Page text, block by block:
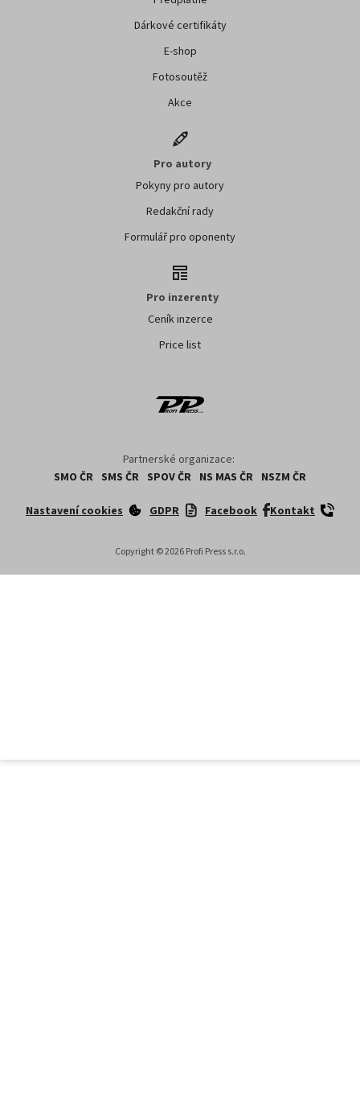
Dárkové certifikáty
E-shop
Fotosoutěž
Akce
Pro autory
Pokyny pro autory
Redakční rady
Formulář pro oponenty
Pro inzerenty
Ceník inzerce
Price list
Partnerské organizace:
SMO ČR
SMS ČR SPOV ČR NS MAS ČR NSZM ČR
Nastavení cookies GDPR Facebook Kontakt
Copyright ©2026Profi Press s.r.o.